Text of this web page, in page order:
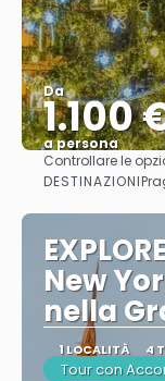
Da
1.100
a persona
Controllare le
DESTINAZIONI
New
nella
1 LOCALITÀ 4
Tour con